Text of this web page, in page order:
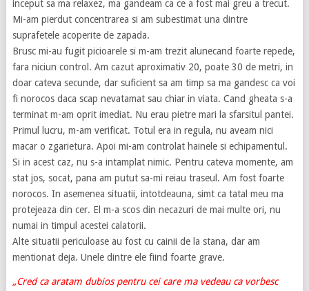
inceput sa ma relaxez, ma gandeam ca ce a fost mai greu a trecut.
Mi-am pierdut concentrarea si am subestimat una dintre
suprafetele acoperite de zapada.
Brusc mi-au fugit picioarele si m-am trezit alunecand foarte repede,
fara niciun control. Am cazut aproximativ 20, poate 30 de metri, in
doar cateva secunde, dar suficient sa am timp sa ma gandesc ca voi
fi norocos daca scap nevatamat sau chiar in viata. Cand gheata s-a
terminat m-am oprit imediat. Nu erau pietre mari la sfarsitul pantei.
Primul lucru, m-am verificat. Totul era in regula, nu aveam nici
macar o zgarietura. Apoi mi-am controlat hainele si echipamentul.
Si in acest caz, nu s-a intamplat nimic. Pentru cateva momente, am
stat jos, socat, pana am putut sa-mi reiau traseul. Am fost foarte
norocos. In asemenea situatii, intotdeauna, simt ca tatal meu ma
protejeaza din cer. El m-a scos din necazuri de mai multe ori, nu
numai in timpul acestei calatorii.
Alte situatii periculoase au fost cu cainii de la stana, dar am
mentionat deja. Unele dintre ele fiind foarte grave.
„Cred ca aratam dubios pentru cei care ma vedeau ca vorbesc